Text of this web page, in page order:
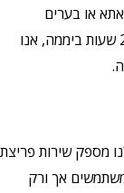
או בערים
הקרובות בדחיפות, הצוות שלנו כאן זמין עבורכם 24 שעות ביממה, אנו
מספק שירות פריצת
אך ורק